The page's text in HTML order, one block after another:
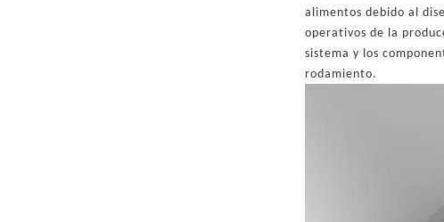
alimentos debido al
operativos de la
sistema y los
rodamiento.